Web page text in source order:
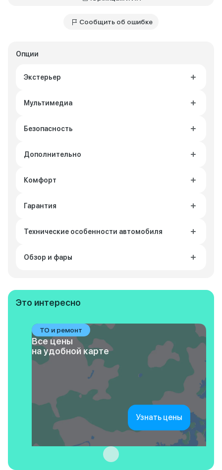
Опции
Экстерьер
Мультимедиа
Безопасность
Дополнительно
Комфорт
Гарантия
Технические особенности автомобиля
Обзор и фары
Сообщить об ошибке
Это интересно
ТО и ремонт
Все цены
на удобной карте
Узнать цены